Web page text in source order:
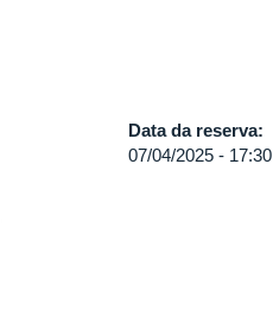
Data da reserva:
07/04/2025 - 17:30